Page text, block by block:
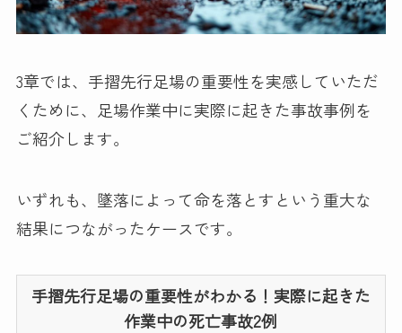
3章では、手摺先行足場の重要性を実感していただ
くために、足場作業中に実際に起きた事故事例を
ご紹介します。
いずれも、墜落によって命を落とすという重大な
結果につながったケースです。
手摺先行足場の重要性がわかる！実際に起きた
作業中の死亡事故2例